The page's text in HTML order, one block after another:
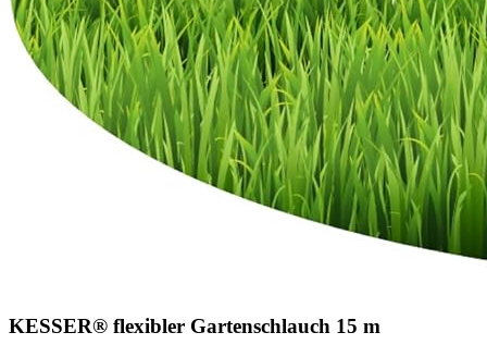
KESSER® flexibler Gartenschlauch 15 m